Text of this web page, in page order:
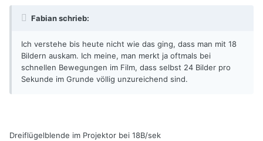
Fabian schrieb:
Ich verstehe bis heute nicht wie das ging, dass man mit 18
Bildern auskam. Ich meine, man merkt ja oftmals bei
schnellen Bewegungen im Film, dass selbst 24 Bilder pro
Sekunde im Grunde völlig unzureichend sind.
Dreiflügelblende im Projektor bei 18B/sek